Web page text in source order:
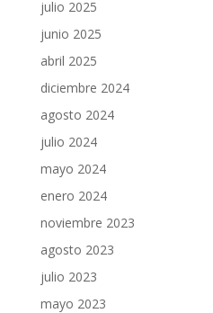
julio 2025
junio 2025
abril 2025
diciembre 2024
agosto 2024
julio 2024
mayo 2024
enero 2024
noviembre 2023
agosto 2023
julio 2023
mayo 2023